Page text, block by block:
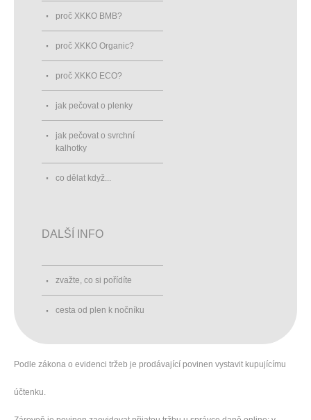
proč XKKO BMB?
proč XKKO Organic?
proč XKKO ECO?
jak pečovat o plenky
jak pečovat o svrchní
kalhotky
co dělat když...
DALŠÍ INFO
zvažte, co si pořídíte
cesta od plen k nočníku
Podle zákona o evidenci tržeb je prodávající povinen vystavit kupujícímu
účtenku.